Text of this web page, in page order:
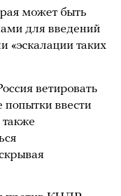
может быть
для введений
«эскалации таких
ветировать
попытки ввести